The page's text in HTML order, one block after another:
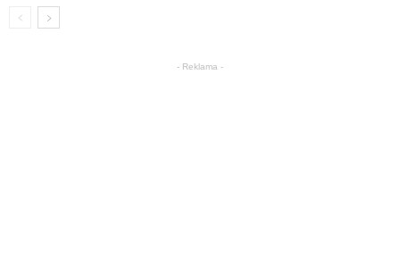
- Reklama -